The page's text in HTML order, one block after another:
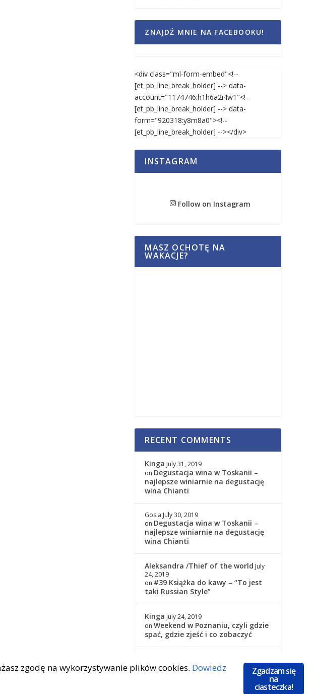
ZNAJDŹ MNIE NA FACEBOOKU!
<div class="ml-form-embed"<!--
[et_pb_line_break_holder] --> data-
account="1174746:h1h6a2i4w1"<!--
[et_pb_line_break_holder] --> data-
form="920318:y8m8a0"><!--
[et_pb_line_break_holder] --></div>
INSTAGRAM
Follow on Instagram
MASZ OCHOTĘ NA
WAKACJE?
RECENT COMMENTS
Kinga July 31, 2019
on Degustacja wina w Toskanii –
najlepsze winiarnie na degustację
wina Chianti
Gosia July 30, 2019
on Degustacja wina w Toskanii –
najlepsze winiarnie na degustację
wina Chianti
Aleksandra /Thief of the world July
24, 2019
on #39 Książka do kawy – “To jest
taki Russian Style”
Kinga July 24, 2019
onWeekend w Poznaniu, czyli gdzie
spać, gdzie zjeść i co zobaczyć
on#39 Książka do kawy – “To jestZgadzam się
na
ciasteczka!
zgodę na wykorzystywanie plików cookies. Dowiedz